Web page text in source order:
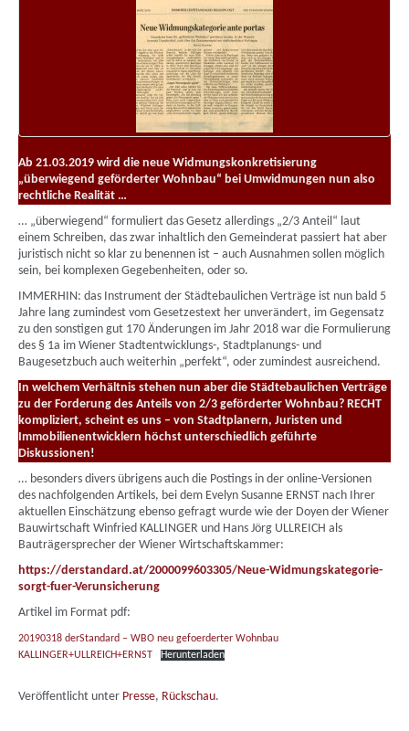
Ab 21.03.2019 wird die neue Widmungskonkretisierung
„überwiegend geförderter Wohnbau“ bei Umwidmungen nun also
rechtliche Realität …
… „überwiegend“ formuliert das Gesetz allerdings „2/3 Anteil“ laut
einem Schreiben, das zwar inhaltlich den Gemeinderat passiert hat aber
juristisch nicht so klar zu benennen ist – auch Ausnahmen sollen möglich
sein, bei komplexen Gegebenheiten, oder so.
IMMERHIN: das Instrument der Städtebaulichen Verträge ist nun bald 5
Jahre lang zumindest vom Gesetzestext her unverändert, im Gegensatz
zu den sonstigen gut 170 Änderungen im Jahr 2018 war die Formulierung
des § 1a im Wiener Stadtentwicklungs-, Stadtplanungs- und
Baugesetzbuch auch weiterhin „perfekt“, oder zumindest ausreichend.
In welchem Verhältnis stehen nun aber die Städtebaulichen Verträge
zu der Forderung des Anteils von 2/3 geförderter Wohnbau? RECHT
kompliziert, scheint es uns – von Stadtplanern, Juristen und
Immobilienentwicklern höchst unterschiedlich geführte
Diskussionen!
… besonders divers übrigens auch die Postings in der online-Versionen
des nachfolgenden Artikels, bei dem Evelyn Susanne ERNST nach Ihrer
aktuellen Einschätzung ebenso gefragt wurde wie der Doyen der Wiener
Bauwirtschaft Winfried KALLINGER und Hans Jörg ULLREICH als
Bauträgersprecher der Wiener Wirtschaftskammer:
https://derstandard.at/2000099603305/Neue-Widmungskategorie-
sorgt-fuer-Verunsicherung
Artikel im Format pdf:
20190318 derStandard – WBO neu gefoerderter Wohnbau
KALLINGER+ULLREICH+ERNST
Herunterladen
Veröffentlicht unter Presse, Rückschau.